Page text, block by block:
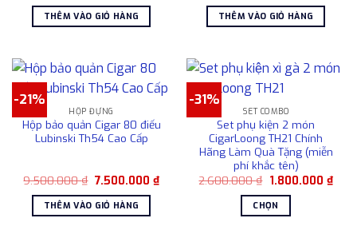
là:
600.000 ₫.
tại
THÊM VÀO GIỎ HÀNG là:
4.700.000 ₫.
THÊM VÀO GIỎ HÀNG
-21%
HỘP ĐỰNG
Hộp bảo quản Cigar 80 điếu
Lubinski Th54 Cao Cấp
9.500.000₫ Giá
là:
9.500.000 ₫.
7.500.000 ₫Giá
hiện
THÊM VÀO GIỎ HÀNG
-31%
SET COMBO
Set phụ kiện 2 món
CigarLoong TH21 Chính
Hãng Làm Quà Tặng (miễn
phí khắc tên)
2.600.000₫ Giá
là:
2.600.000 ₫.
1.800.000 ₫Giá
hiện
CHỌN